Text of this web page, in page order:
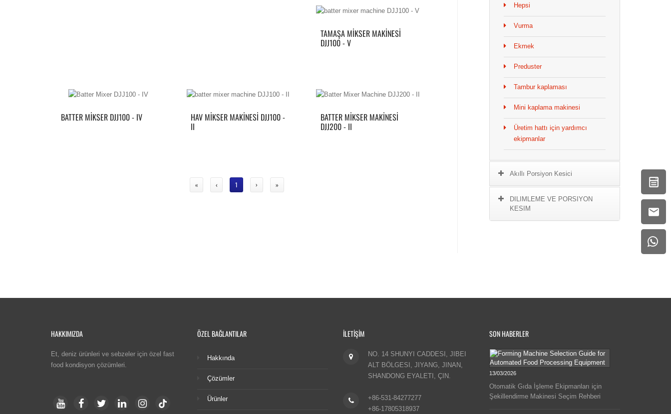
TAMAŞA MIKSER MAKINESI
DJJ100 - V
BATTER MIKSER DJJ100 - IV HAV MIKSER MAKINESI DJJ100 -
II
BATTER MIKSER MAKINESI
DJJ200 - II
« ‹ 1 › »
Hepsi
Vurma
Ekmek
Preduster
Tambur kaplaması
Mini kaplama makinesi
Üretim hattı için yardımcı
ekipmanlar
Akıllı Porsiyon Kesici
DILIMLEME VE PORSIYON
KESIM
HAKKIMIZDA
Et, deniz ürünleri ve sebzeler için özel fast
food kondisyon çözümleri.
ÖZEL BAĞLANTILAR
Hakkında
Çözümler
Ürünler
İLETIŞIM
NO. 14 SHUNYI CADDESI, JIBEI
ALT BÖLGESI, JIYANG, JINAN,
SHANDONG EYALETI, ÇIN.
+86-531-84277277
+86-17805318937
SON HABERLER
13/03/2026
Otomatik Gıda İşleme Ekipmanları için
Şekillendirme Makinesi Seçim Rehberi